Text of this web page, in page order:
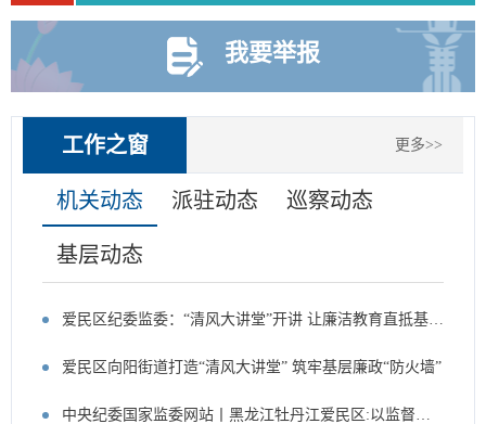
我要举报
工作之窗 更多>>
机关动态 派驻动态 巡察动态
基层动态
爱民区纪委监委：“清风大讲堂”开讲 让廉洁教育直抵基层“神经末梢”
爱民区向阳街道打造“清风大讲堂” 筑牢基层廉政“防火墙”
中央纪委国家监委网站丨黑龙江牡丹江爱民区:以监督闭环倒逼责任落地 办好群众关切事